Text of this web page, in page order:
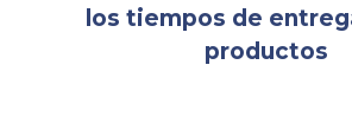
los tiempos de
productos